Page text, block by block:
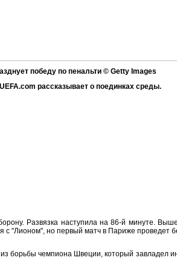
победу по пенальти © Getty Images
рассказывает о поединках среды.
Развязка наступила на 86-й минуте.
с "Лионом", но первый матч в Париже
чемпиона Швеции, который завладел